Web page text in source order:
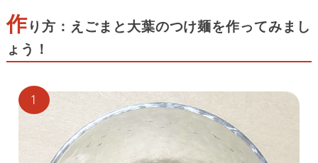
作り方：えごまと大葉のつけ麺を作ってみまし
ょう！
1